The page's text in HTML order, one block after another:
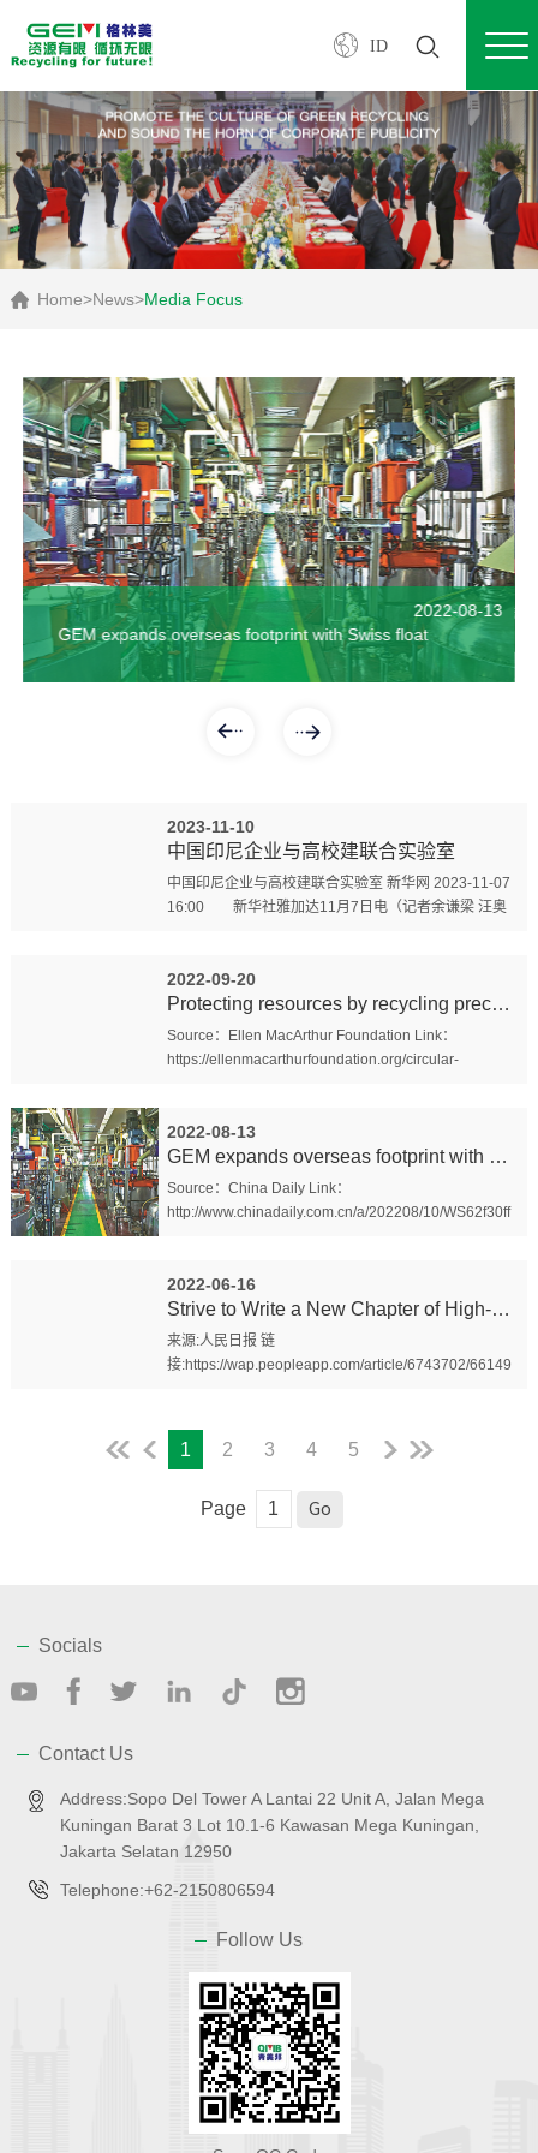
ID
Home>News>Media Focus
【人民网-江苏频道】全球首个钴工业博物馆在江苏泰兴开馆
Meaningful cobalt supply from battery recycling yet to come 2019-11-21
GEM expands overseas footprint with Swiss float
2022-08-13
格林美正式加入中国ESG领导者组织 2020-09-25
2020-07-19
2023-11-10
中国印尼企业与高校建联合实验室
中国印尼企业与高校建联合实验室 新华网 2023-11-07
16:00 新华社雅加达11月7日电（记者余谦梁 汪奥
2022-09-20
Protecting resources by recycling precious metals:...
Source：Ellen MacArthur Foundation Link：
https://ellenmacarthurfoundation.org/circular-
2022-08-13
GEM expands overseas footprint with Swiss float
Source：China Daily Link：
http://www.chinadaily.com.cn/a/202208/10/WS62f30ff
2022-06-16
Strive to Write a New Chapter of High-quality Deve...
来源:人民日报 链
接:https://wap.peopleapp.com/article/6743702/66149
1 2 3 4 5
Page
Socials
Contact Us
Address:Sopo Del Tower A Lantai 22 Unit A, Jalan Mega
Kuningan Barat 3 Lot 10.1-6 Kawasan Mega Kuningan,
Jakarta Selatan 12950
Telephone:+62-2150806594
Follow Us